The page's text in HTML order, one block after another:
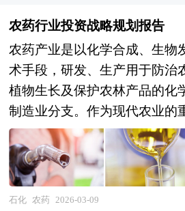
农药行业投资战略规划报告
农药产业是以化学合成、生物
术手段，研发、生产用于防治
植物生长及保护农林产品的化
制造业分支。作为现代农业的
盖杀虫剂、杀菌剂、除草剂、
生杀虫剂等主要品类，其应用
作物、果蔬茶种植及公共卫生
保障国家粮食安全、农产品有
石化 农药 2026-03-09